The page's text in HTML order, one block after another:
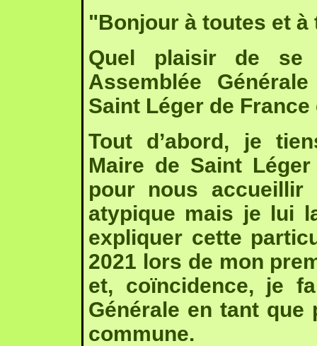
"Bonjour à toutes et
Quel plaisir de se
Assemblée
Saint Léger de France
Tout d’abord, je
Maire de Saint
pour nous accueillir
atypique mais je lui
expliquer cette
2021 lors de mon
et, coïncidence, je
Générale en tant que
commune.